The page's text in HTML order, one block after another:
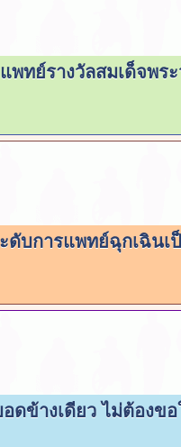
แพทย์รางวัลสมเด็จพ
ดับการแพทย์ฉุกเฉิน
ดข้างเดียว ไม่ต้องข